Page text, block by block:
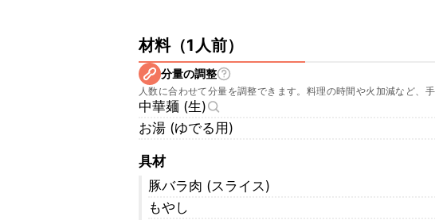
材料（1人前）
分量の調整
人数に合わせて分量を調整できます。料理の時間や火加減など、
中華麺 (生)
お湯 (ゆでる用)
具材
豚バラ肉 (スライス)
もやし